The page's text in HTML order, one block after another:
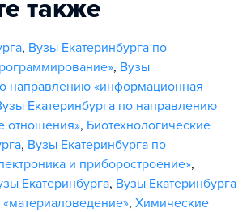
также
, Вузы Екатеринбурга по
, Вузы
направлению «информационная
Екатеринбурга по направлению
отношения», Биотехнологические
, Вузы Екатеринбурга по
и приборостроение»,
Екатеринбурга, Вузы Екатеринбурга
, Химические